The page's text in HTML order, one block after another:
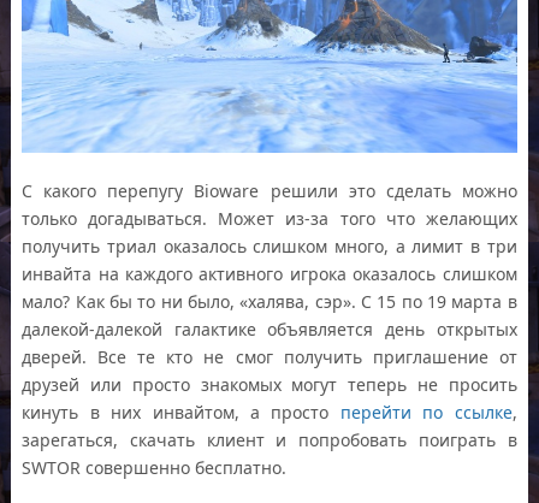
С какого перепугу Bioware решили это сделать можно
только догадываться. Может из-за того что желающих
получить триал оказалось слишком много, а лимит в три
инвайта на каждого активного игрока оказалось слишком
мало? Как бы то ни было, «халява, сэр». С 15 по 19 марта в
далекой-далекой галактике объявляется день открытых
дверей. Все те кто не смог получить приглашение от
друзей или просто знакомых могут теперь не просить
кинуть в них инвайтом, а просто перейти по ссылке,
зарегаться, скачать клиент и попробовать поиграть в
SWTOR совершенно бесплатно.